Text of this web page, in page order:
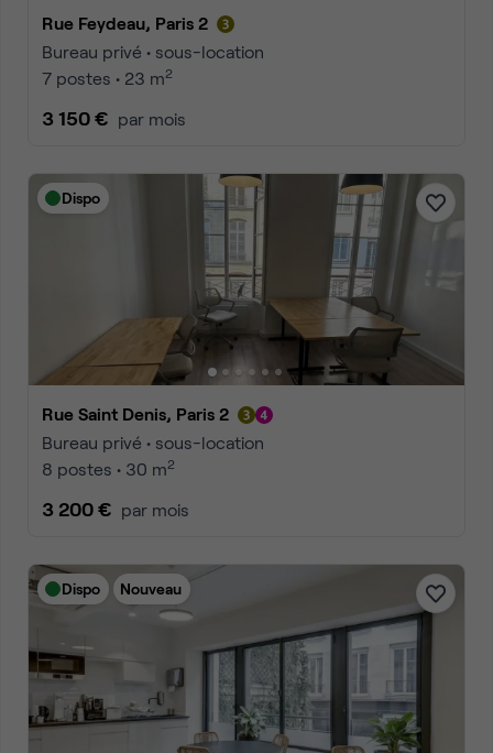
Rue Feydeau, Paris 2
Bureau privé • sous-location
7 postes • 23 m2
3 150 € par mois
Dispo
Rue Saint Denis, Paris 2
Bureau privé • sous-location
8 postes • 30 m2
3 200 € par mois
Dispo Nouveau